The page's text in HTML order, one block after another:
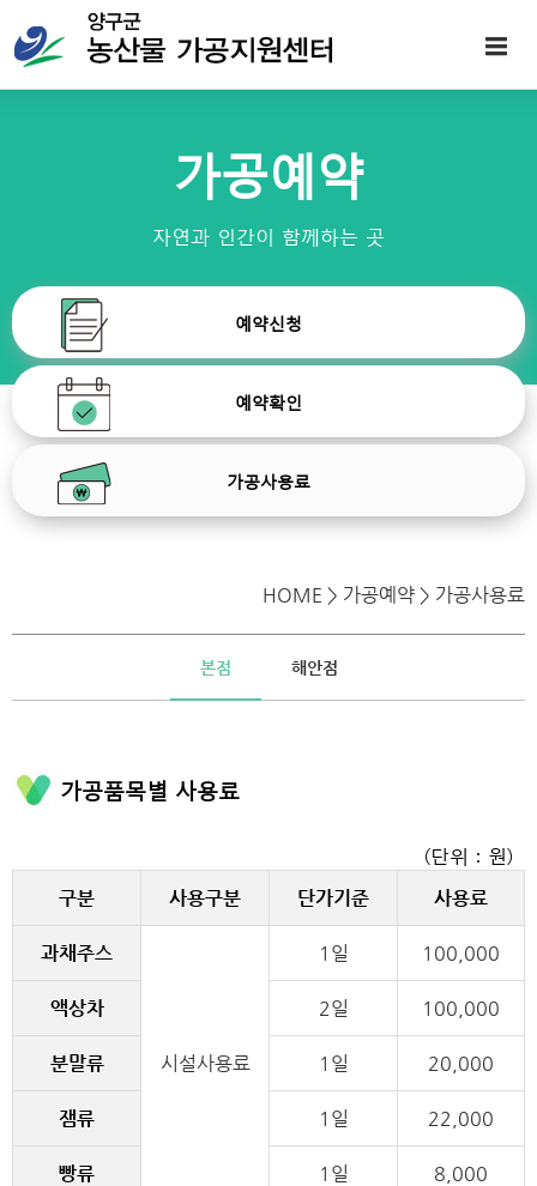
시설현황
업무소개
가공제품소개
이용방법
제조공정
법적사항
예약신청
예약확인
공지사항
가공예약
자연과 인간이 함께하는 곳
예약신청
예약확인
가공사용료
HOME > 가공예약 > 가공사용료
본점 해안점
가공품목별 사용료
(단위 : 원)
구분 사용구분 단가기준 사용료
과채주스
시설사용료
1일 100,000
액상차 2일 100,000
분말류 1일 20,000
잼류 1일 22,000
빵류 1일 8,000